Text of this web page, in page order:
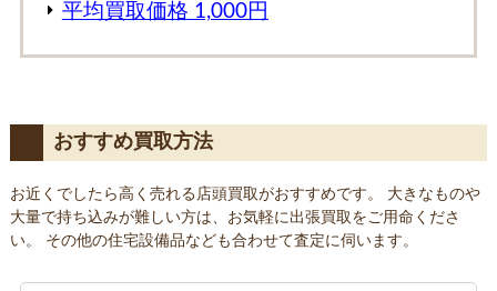
平均買取価格 1,000円
おすすめ買取方法
お近くでしたら高く売れる店頭買取がおすすめです。 大きなものや
大量で持ち込みが難しい方は、お気軽に出張買取をご用命くださ
い。 その他の住宅設備品なども合わせて査定に伺います。